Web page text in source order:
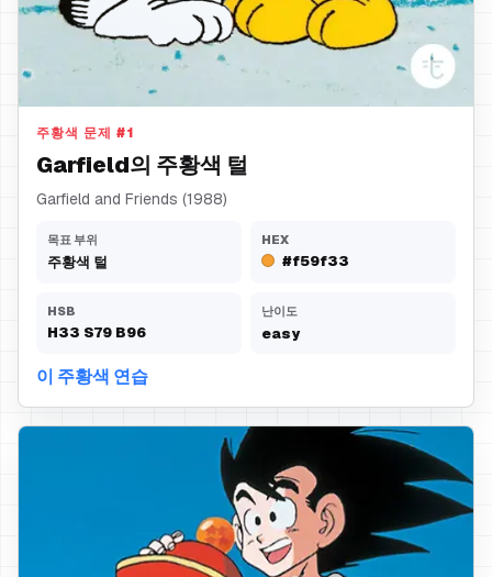
주황색 문제 #1
Garfield의 주황색 털
Garfield and Friends (1988)
목표 부위
주황색 털
HEX
#f59f33
HSB
H33 S79 B96
난이도
easy
이 주황색 연습